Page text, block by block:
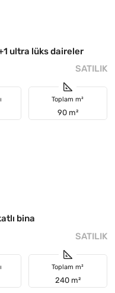
ultra lüks daireler
SATILIK
Toplam m²
90 m²
bina
SATILIK
Toplam m²
240 m²